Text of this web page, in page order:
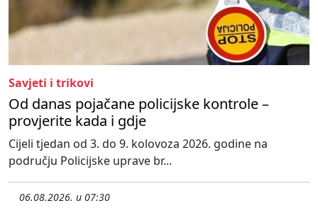
Savjeti i trikovi
Od danas pojačane policijske kontrole –
provjerite kada i gdje
Cijeli tjedan od 3. do 9. kolovoza 2026. godine na
području Policijske uprave br...
06.08.2026. u 07:30